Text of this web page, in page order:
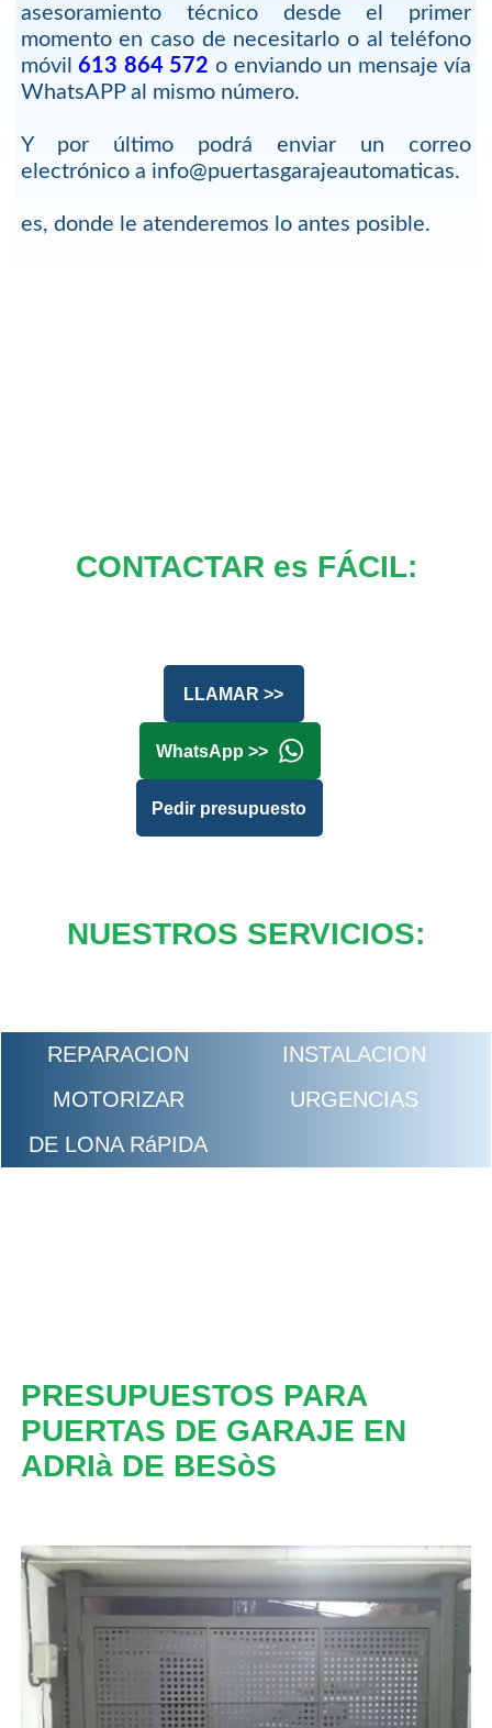
asesoramiento técnico desde el primer
momento en caso de necesitarlo o al teléfono
móvil613 864 572 o enviando un mensaje vía
WhatsAPP al mismo número.
Y por último podrá enviar un correo
electrónico a info@puertasgarajeautomaticas.
es, donde le atenderemos lo antes posible.
CONTACTAR es FÁCIL:
LLAMAR >>
WhatsApp >>
Pedir presupuesto
NUESTROS SERVICIOS:
REPARACION
INSTALACION
MOTORIZAR
URGENCIAS
DE LONA RáPIDA
PRESUPUESTOS PARA
PUERTAS DE GARAJE EN
ADRIà DE BESòS